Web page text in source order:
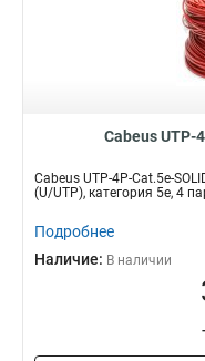
Cabeus UTP-
Cabeus UTP-4P-Cat.5e-
(U/UTP), категория 5e, 4
Подробнее
Наличие: В наличии